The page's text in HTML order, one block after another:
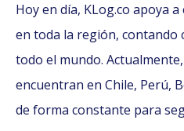
Hoy en día, KLog.co apoya
en toda la región, contando
todo el mundo.
encuentran en Chile, Perú,
de forma constante para